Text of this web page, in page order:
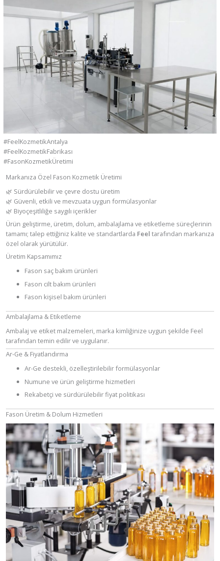
#FeelKozmetikAntalya
#FeelKozmetikFabrikası
#FasonKozmetikÜretimi
Markanıza Özel Fason Kozmetik Üretimi
🌿 Sürdürülebilir ve çevre dostu üretim
🌿 Güvenli, etkili ve mevzuata uygun formülasyonlar
🌿 Biyoçeşitliliğe saygılı içerikler
Ürün geliştirme, üretim, dolum, ambalajlama ve etiketleme süreçlerinin
tamamı; talep ettiğiniz kalite ve standartlarda Feel tarafından markanıza
özel olarak yürütülür.
Üretim Kapsamımız
Fason saç bakım ürünleri
Fason cilt bakım ürünleri
Fason kişisel bakım ürünleri
Ambalajlama & Etiketleme
Ambalaj ve etiket malzemeleri, marka kimliğinize uygun şekilde Feel
tarafından temin edilir ve uygulanır.
Ar-Ge & Fiyatlandırma
Ar-Ge destekli, özelleştirilebilir formülasyonlar
Numune ve ürün geliştirme hizmetleri
Rekabetçi ve sürdürülebilir fiyat politikası
Fason Üretim & Dolum Hizmetleri